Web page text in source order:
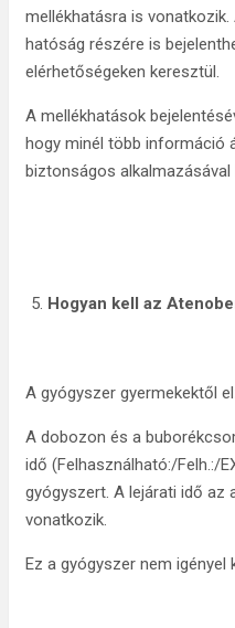
mellékhatásra is
hatóság részére is
elérhetőségeken keresztül.
A mellékhatások
hogy minél több információ
biztonságos alkalmazásával
Hogyan kell az
A gyógyszer gyermekektől
A dobozon és a
idő (Felhasználható:/Felh.:/
gyógyszert. A lejárati idő az
vonatkozik.
Ez a gyógyszer nem igényel